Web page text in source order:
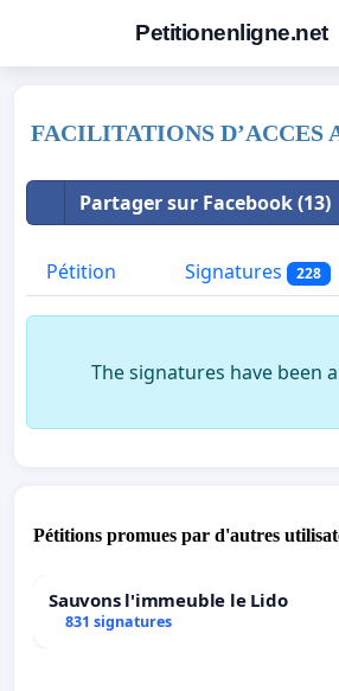
Petitionenligne.net
FACILITATIONS D’ACCES
Partager sur Facebook (13)
Pétition Signatures 228
The signatures have been
Pétitions promues par d'autres
Sauvons l'immeuble le Lido
831 signatures